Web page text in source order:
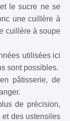
le sucre ne se
une cuillère à
cuillère à soupe
utilisées ici
sont possibles.
pâtisserie, de
de précision,
des ustensiles